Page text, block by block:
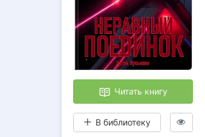
Читать книгу
В библиотеку